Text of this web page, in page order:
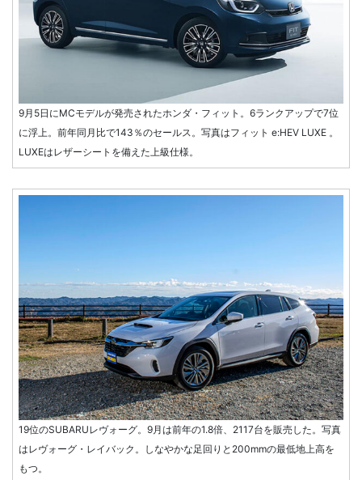
9月5日にMCモデルが発売されたホンダ・フィット。6ランクアップで7位
に浮上。前年同月比で143％のセールス。写真はフィット e:HEV LUXE 。
LUXEはレザーシートを備えた上級仕様。
19位のSUBARUレヴォーグ。9月は前年の1.8倍、2117台を販売した。写真
はレヴォーグ・レイバック。しなやかな足回りと200mmの最低地上高を
もつ。